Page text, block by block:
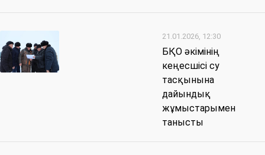
21.01.2026, 12:30
БҚО әкімінің
кеңесшісі су
тасқынына
дайындық
жұмыстарымен
танысты